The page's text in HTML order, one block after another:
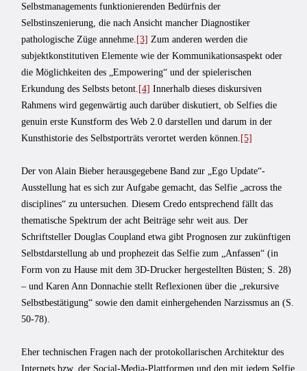
Selbstmanagements funktionierenden Bedürfnis der
Selbstinszenierung, die nach Ansicht mancher Diagnostiker
pathologische Züge annehme. [3] Zum anderen werden die
subjektkonstitutiven Elemente wie der Kommunikationsaspekt oder
die Möglichkeiten des „Empowering“ und der spielerischen
Erkundung des Selbsts betont. [4] Innerhalb dieses diskursiven
Rahmens wird gegenwärtig auch darüber diskutiert, ob Selfies die
genuin erste Kunstform des Web 2.0 darstellen und darum in der
Kunsthistorie des Selbstporträts verortet werden können. [5]
Der von Alain Bieber herausgegebene Band zur „Ego Update“-
Ausstellung hat es sich zur Aufgabe gemacht, das Selfie „across the
disciplines“ zu untersuchen. Diesem Credo entsprechend fällt das
thematische Spektrum der acht Beiträge sehr weit aus. Der
Schriftsteller Douglas Coupland etwa gibt Prognosen zur zukünftigen
Selbstdarstellung ab und prophezeit das Selfie zum „Anfassen“ (in
Form von zu Hause mit dem 3D-Drucker hergestellten Büsten; S. 28)
– und Karen Ann Donnachie stellt Reflexionen über die „rekursive
Selbstbestätigung“ sowie den damit einhergehenden Narzissmus an (S.
50-78).
Eher technischen Fragen nach der protokollarischen Architektur des
Internets bzw. der Social-Media-Plattformen und den mit jedem Selfie